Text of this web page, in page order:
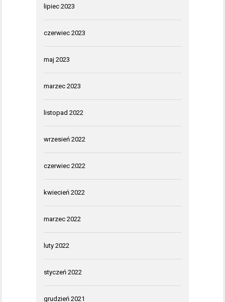
lipiec 2023
czerwiec 2023
maj 2023
marzec 2023
listopad 2022
wrzesień 2022
czerwiec 2022
kwiecień 2022
marzec 2022
luty 2022
styczeń 2022
grudzień 2021